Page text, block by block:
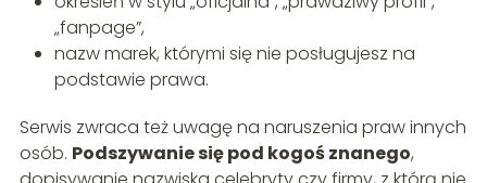
„fanpage”,
nazw marek, którymi się nie posługujesz na
podstawie prawa.
Serwis zwraca też uwagę na naruszenia praw innych
osób. Podszywanie się pod kogoś znanego,